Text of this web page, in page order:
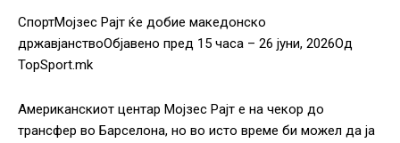
СпортМојзес Рајт ќе добие македонско
државјанствоОбјавено пред 15 часа – 26 јуни, 2026Од
TopSport.mk
Американскиот центар Мојзес Рајт е на чекор до
трансфер во Барселона, но во исто време би можел да ја